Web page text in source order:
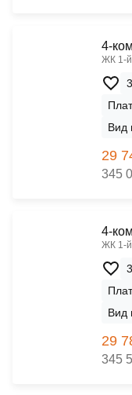
4-
ЖК
Вид
29
345
4-
ЖК
Вид
29
345